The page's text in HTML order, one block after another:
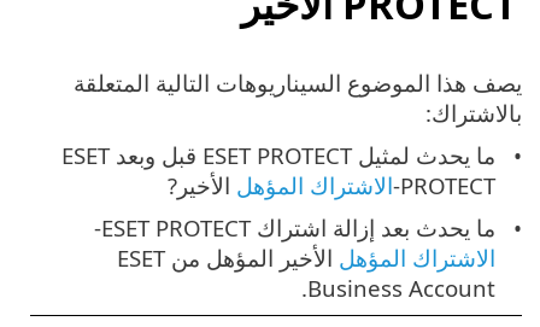
يصف هذا الموضوع السيناريوهات التالية المتعلقة
بالاشتراك:
ما يحدث لمثيل ESET PROTECT قبل وبعد ESET
PROTECT- الاشتراك المؤهل الأخير?
ما يحدث بعد إزالة اشتراك ESET PROTECT-
الاشتراك المؤهل
الأخير المؤهل من ESET
Business Account.